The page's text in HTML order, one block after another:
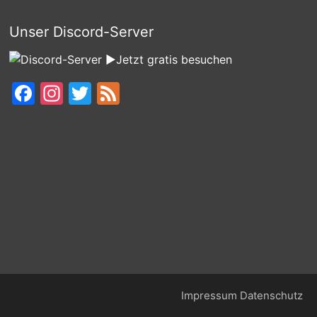
Unser Discord-Server
►Jetzt gratis besuchen
Facebook
Instagram
Twitter
Impressum Datenschutz